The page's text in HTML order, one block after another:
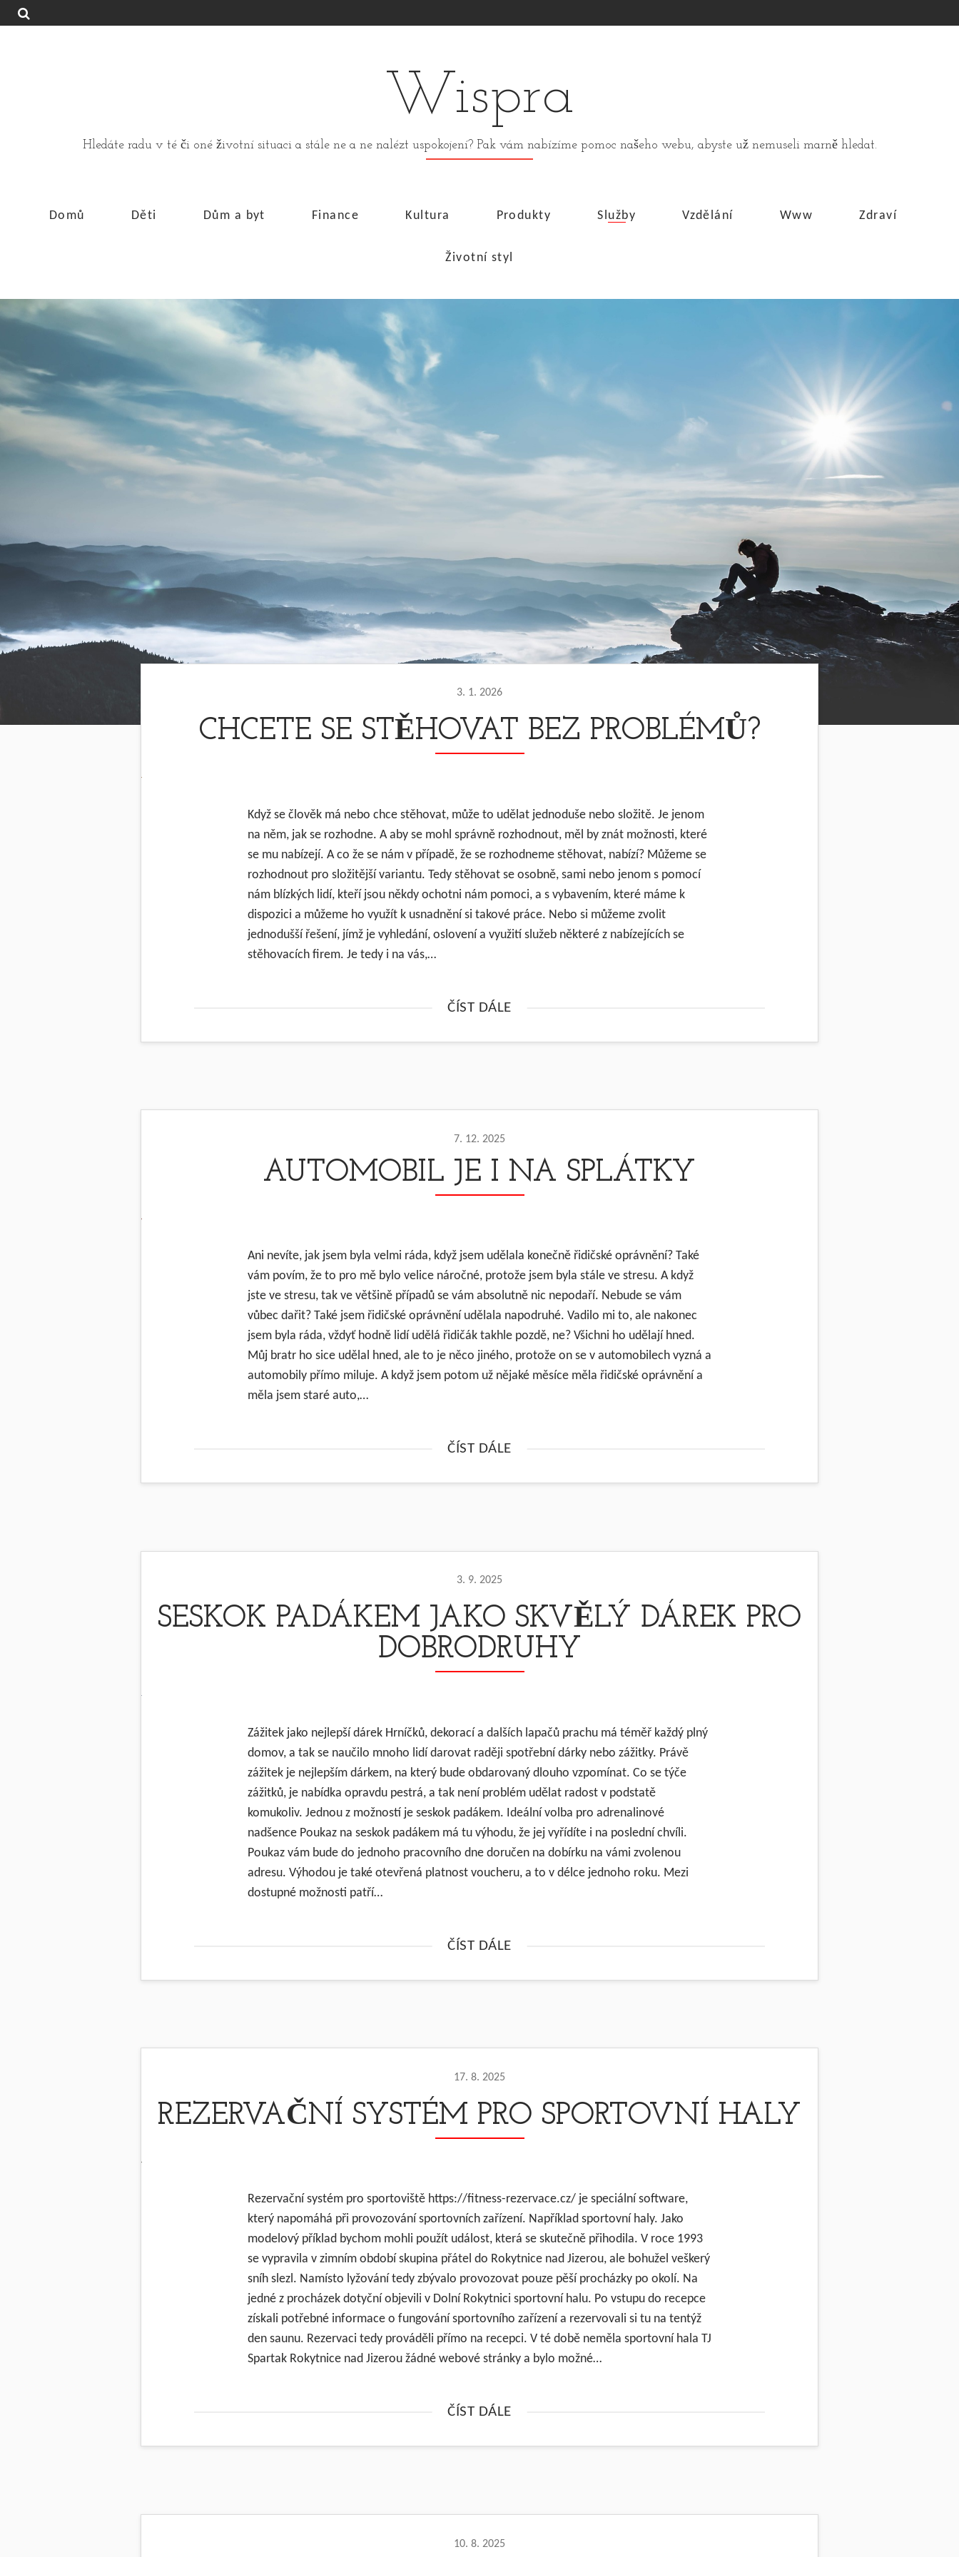
Wispra
Hledáte radu v té či oné životní situaci a stále ne a ne nalézt uspokojení? Pak vám nabízíme pomoc našeho webu, abyste už nemuseli marně hledat.
Domů Děti Dům a byt Finance Kultura Produkty Služby Vzdělání Www Zdraví
Životní styl
3. 1. 2026
CHCETE SE STĚHOVAT BEZ PROBLÉMŮ?
Když se člověk má nebo chce stěhovat, může to udělat jednoduše nebo složitě. Je jenom
na něm, jak se rozhodne. A aby se mohl správně rozhodnout, měl by znát možnosti, které
se mu nabízejí. A co že se nám v případě, že se rozhodneme stěhovat, nabízí? Můžeme se
rozhodnout pro složitější variantu. Tedy stěhovat se osobně, sami nebo jenom s pomocí
nám blízkých lidí, kteří jsou někdy ochotni nám pomoci, a s vybavením, které máme k
dispozici a můžeme ho využít k usnadnění si takové práce. Nebo si můžeme zvolit
jednodušší řešení, jímž je vyhledání, oslovení a využití služeb některé z nabízejících se
stěhovacích firem. Je tedy i na vás,…
ČÍST DÁLE
7. 12. 2025
AUTOMOBIL JE I NA SPLÁTKY
Ani nevíte, jak jsem byla velmi ráda, když jsem udělala konečně řidičské oprávnění? Také
vám povím, že to pro mě bylo velice náročné, protože jsem byla stále ve stresu. A když
jste ve stresu, tak ve většině případů se vám absolutně nic nepodaří. Nebude se vám
vůbec dařit? Také jsem řidičské oprávnění udělala napodruhé. Vadilo mi to, ale nakonec
jsem byla ráda, vždyť hodně lidí udělá řidičák takhle pozdě, ne? Všichni ho udělají hned.
Můj bratr ho sice udělal hned, ale to je něco jiného, protože on se v automobilech vyzná a
automobily přímo miluje. A když jsem potom už nějaké měsíce měla řidičské oprávnění a
měla jsem staré auto,…
ČÍST DÁLE
3. 9. 2025
SESKOK PADÁKEM JAKO SKVĚLÝ DÁREK PRO
DOBRODRUHY
Zážitek jako nejlepší dárek Hrníčků, dekorací a dalších lapačů prachu má téměř každý plný
domov, a tak se naučilo mnoho lidí darovat raději spotřební dárky nebo zážitky. Právě
zážitek je nejlepším dárkem, na který bude obdarovaný dlouho vzpomínat. Co se týče
zážitků, je nabídka opravdu pestrá, a tak není problém udělat radost v podstatě
komukoliv. Jednou z možností je seskok padákem. Ideální volba pro adrenalinové
nadšence Poukaz na seskok padákem má tu výhodu, že jej vyřídíte i na poslední chvíli.
Poukaz vám bude do jednoho pracovního dne doručen na dobírku na vámi zvolenou
adresu. Výhodou je také otevřená platnost voucheru, a to v délce jednoho roku. Mezi
dostupné možnosti patří…
ČÍST DÁLE
17. 8. 2025
REZERVAČNÍ SYSTÉM PRO SPORTOVNÍ HALY
Rezervační systém pro sportoviště https://fitness-rezervace.cz/ je speciální software,
který napomáhá při provozování sportovních zařízení. Například sportovní haly. Jako
modelový příklad bychom mohli použít událost, která se skutečně přihodila. V roce 1993
se vypravila v zimním období skupina přátel do Rokytnice nad Jizerou, ale bohužel veškerý
sníh slezl. Namísto lyžování tedy zbývalo provozovat pouze pěší procházky po okolí. Na
jedné z procházek dotyční objevili v Dolní Rokytnici sportovní halu. Po vstupu do recepce
získali potřebné informace o fungování sportovního zařízení a rezervovali si tu na tentýž
den saunu. Rezervaci tedy prováděli přímo na recepci. V té době neměla sportovní hala TJ
Spartak Rokytnice nad Jizerou žádné webové stránky a bylo možné…
ČÍST DÁLE
10. 8. 2025